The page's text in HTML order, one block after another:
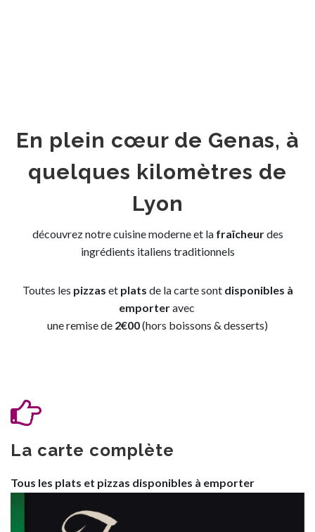
En plein cœur de Genas, à
quelques kilomètres de
Lyon
découvrez notre cuisine moderne et la fraîcheurdes
ingrédients italiens traditionnels
Toutes les pizzas et plats de la carte sont disponibles à
emporteravec
une remise de 2€00(hors boissons & desserts)
La carte complète
Tous les plats et pizzas disponibles à emporter